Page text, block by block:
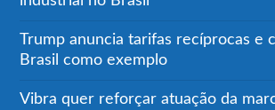
Trump anuncia tarifas recíprocas e
Brasil como exemplo
Vibra quer reforçar atuação da